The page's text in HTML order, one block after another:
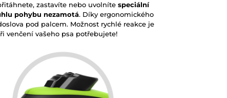
zastavíte nebo uvolníte speciální
pohybu nezamotá. Díky ergonomického
pod palcem. Možnost rychlé reakce je
venčení vašeho psa potřebujete!